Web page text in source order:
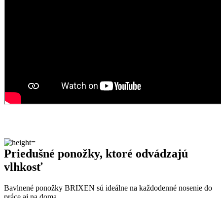
Priedušné ponožky, ktoré odvádzajú
vlhkosť
Bavlnené ponožky BRIXEN sú ideálne na každodenné nosenie do
práce aj na doma.